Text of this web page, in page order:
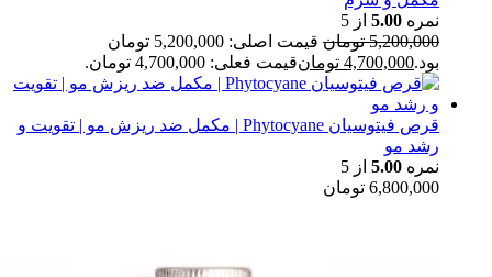
نمره 5.00 از 5
5,200,000 تومان
قیمت اصلی: 5,200,000 تومان
بود.4,700,000 تومانقیمت فعلی: 4,700,000 تومان.
قرص فیتوسیان Phytocyane | مکمل ضد ریزش مو | تقویت و
رشد مو
نمره 5.00 از 5
6,800,000 تومان